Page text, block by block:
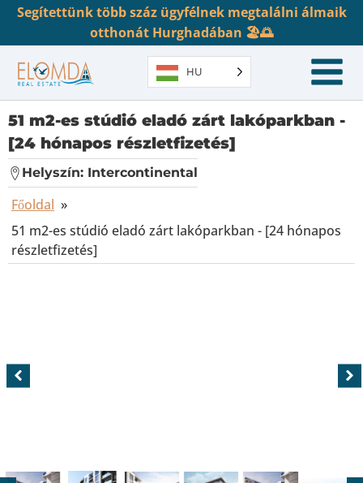
Segítettünk több száz ügyfélnek megtalálni álmaik
otthonát Hurghadában 🏖️🌅
HU
51 m2-es stúdió eladó zárt lakóparkban -
[24 hónapos részletfizetés]
Helyszín: Intercontinental
Főoldal »
51 m2-es stúdió eladó zárt lakóparkban - [24 hónapos
részletfizetés]